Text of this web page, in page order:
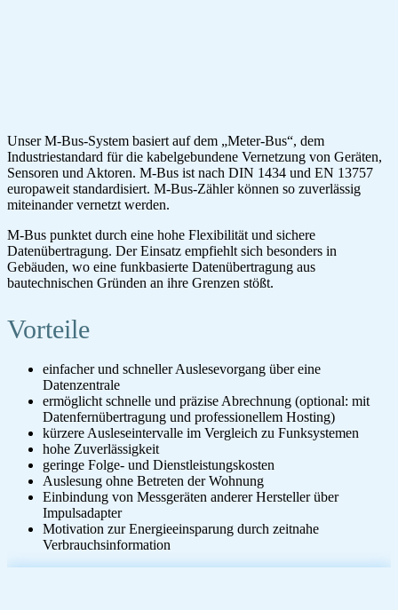
Unser M-Bus-System basiert auf dem „Meter-Bus“, dem
Industriestandard für die kabelgebundene Vernetzung von Geräten,
Sensoren und Aktoren. M-Bus ist nach DIN 1434 und EN 13757
europaweit standardisiert. M-Bus-Zähler können so zuverlässig
miteinander vernetzt werden.
M-Bus punktet durch eine hohe Flexibilität und sichere
Datenübertragung. Der Einsatz empfiehlt sich besonders in
Gebäuden, wo eine funkbasierte Datenübertragung aus
bautechnischen Gründen an ihre Grenzen stößt.
Vorteile
einfacher und schneller Auslesevorgang über eine
Datenzentrale
ermöglicht schnelle und präzise Abrechnung (optional: mit
Datenfernübertragung und professionellem Hosting)
kürzere Ausleseintervalle im Vergleich zu Funksystemen
hohe Zuverlässigkeit
geringe Folge- und Dienstleistungskosten
Auslesung ohne Betreten der Wohnung
Einbindung von Messgeräten anderer Hersteller über
Impulsadapter
Motivation zur Energieeinsparung durch zeitnahe
Verbrauchsinformation